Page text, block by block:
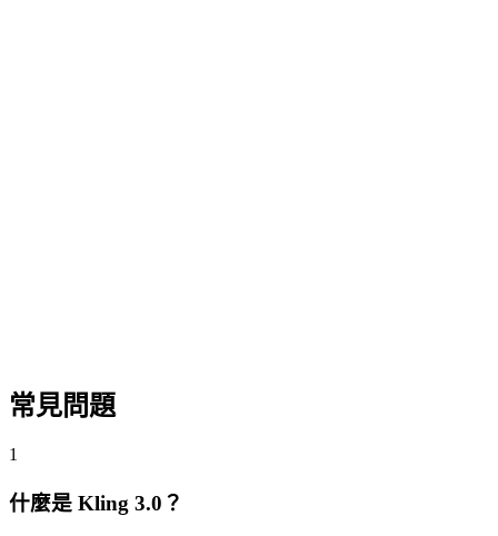
常見問題
1
什麼是 Kling 3.0？